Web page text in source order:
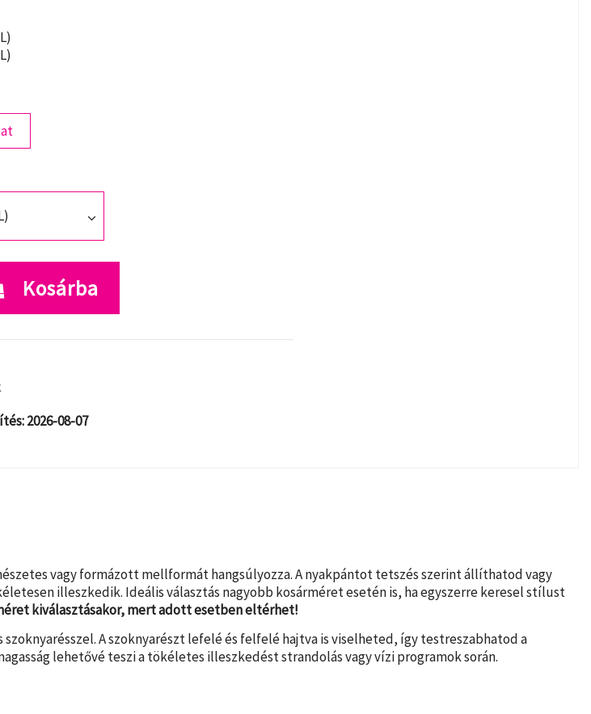
Kosárba
2026-08-07
vagy formázott mellformát hangsúlyozza. A nyakpántot tetszés szerint állíthatod vagy
illeszkedik. Ideális választás nagyobb kosárméret esetén is, ha egyszerre keresel stílust
kiválasztásakor, mert adott esetben eltérhet!
A szoknyarészt lefelé és felfelé hajtva is viselheted, így testreszabhatod a
lehetővé teszi a tökéletes illeszkedést strandolás vagy vízi programok során.